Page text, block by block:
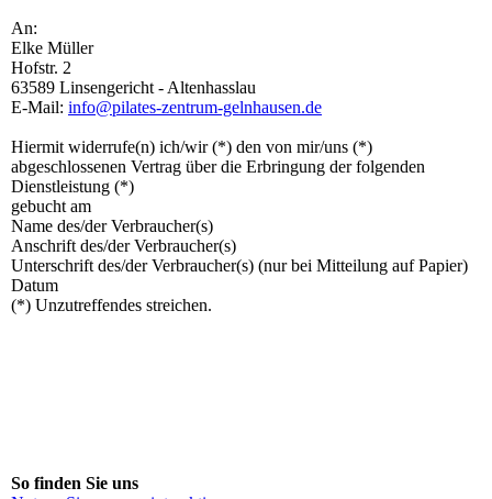
An:
Elke Müller
Hofstr. 2
63589 Linsengericht - Altenhasslau
E-Mail: info@pilates-zentrum-gelnhausen.de
Hiermit widerrufe(n) ich/wir (*) den von mir/uns (*)
abgeschlossenen Vertrag über die Erbringung der folgenden
Dienstleistung (*)
gebucht am
Name des/der Verbraucher(s)
Anschrift des/der Verbraucher(s)
Unterschrift des/der Verbraucher(s) (nur bei Mitteilung auf Papier)
Datum
(*) Unzutreffendes streichen.
So finden Sie uns